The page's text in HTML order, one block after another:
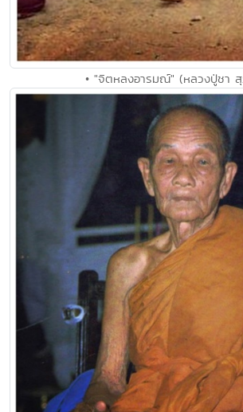
• "จิตหลงอารมณ์" (หลวงปู่ชา